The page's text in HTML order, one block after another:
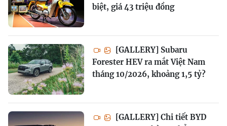
biệt, giá 43 triệu đồng
[GALLERY] Subaru
Forester HEV ra mắt Việt Nam
tháng 10/2026, khoảng 1,5 tỷ?
[GALLERY] Chi tiết BYD